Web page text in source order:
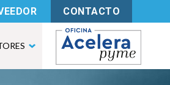
CONTACTO